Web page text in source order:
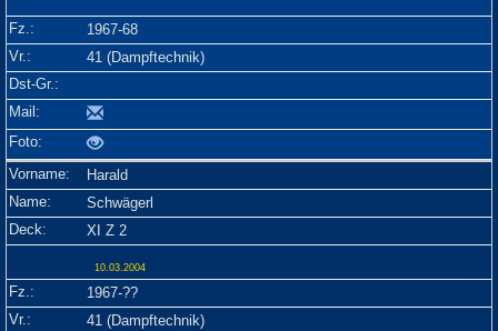
1967-68
41 (Dampftechnik)
Harald
Schwägerl
XI Z 2
10.03.2004
1967-??
41 (Dampftechnik)